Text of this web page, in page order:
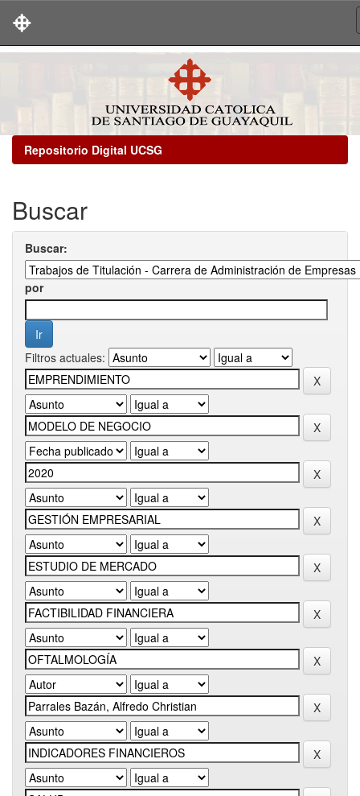
Repositorio Digital UCSG
Buscar
Buscar:
por
Filtros actuales: